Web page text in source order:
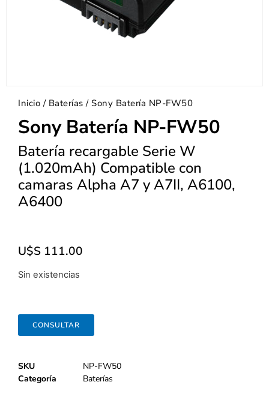
Inicio / Baterías / Sony Batería NP-FW50
Sony Batería NP-FW50
Batería recargable Serie W
(1.020mAh) Compatible con
camaras Alpha A7 y A7II, A6100,
A6400
U$S 111.00
Sin existencias
CONSULTAR
SKU
NP-FW50
Categoría
Baterías